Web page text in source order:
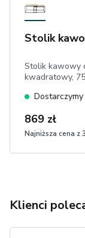
Stolik
Stolik kawowy
kwadratowy,
869 zł
Najniższa cena z
Klienci